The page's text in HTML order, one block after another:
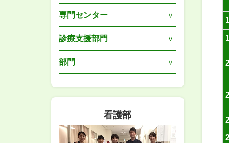
専門センター
診療支援部門
部門
看護部